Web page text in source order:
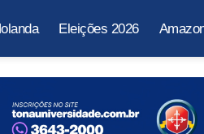
Eleições 2026